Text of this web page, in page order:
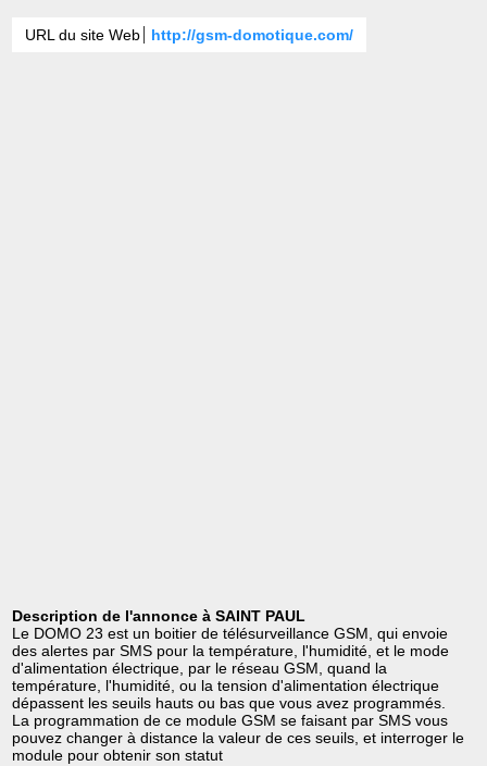
URL du site Web http://gsm-domotique.com/
Description de l'annonce à SAINT PAUL
Le DOMO 23 est un boitier de télésurveillance GSM, qui envoie
des alertes par SMS pour la température, l'humidité, et le mode
d'alimentation électrique, par le réseau GSM, quand la
température, l'humidité, ou la tension d'alimentation électrique
dépassent les seuils hauts ou bas que vous avez programmés.
La programmation de ce module GSM se faisant par SMS vous
pouvez changer à distance la valeur de ces seuils, et interroger le
module pour obtenir son statut